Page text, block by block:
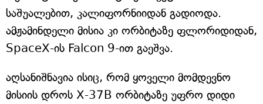
საშუალებით, კალიფორნიიდან გადიოდა.
ამჟამინდელი მისია კი ორბიტაზე ფლორიდიდან,
SpaceX-ის Falcon 9-ით გაეშვა.
აღსანიშნავია ისიც, რომ ყოველი მომდევნო
მისიის დროს X-37B ორბიტაზე უფრო დიდი